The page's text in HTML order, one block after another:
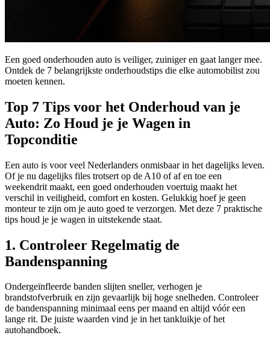
Een goed onderhouden auto is veiliger, zuiniger en gaat langer mee.
Ontdek de 7 belangrijkste onderhoudstips die elke automobilist zou
moeten kennen.
Top 7 Tips voor het Onderhoud van je
Auto: Zo Houd je je Wagen in
Topconditie
Een auto is voor veel Nederlanders onmisbaar in het dagelijks leven.
Of je nu dagelijks files trotsert op de A10 of af en toe een
weekendrit maakt, een goed onderhouden voertuig maakt het
verschil in veiligheid, comfort en kosten. Gelukkig hoef je geen
monteur te zijn om je auto goed te verzorgen. Met deze 7 praktische
tips houd je je wagen in uitstekende staat.
1. Controleer Regelmatig de
Bandenspanning
Ondergeïnfleerde banden slijten sneller, verhogen je
brandstofverbruik en zijn gevaarlijk bij hoge snelheden. Controleer
de bandenspanning minimaal eens per maand en altijd vóór een
lange rit. De juiste waarden vind je in het tankluikje of het
autohandboek.